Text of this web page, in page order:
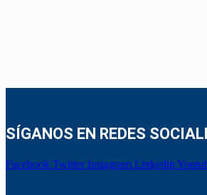
SÍGANOS EN REDES
Facebook Twitter Instagram Linkedin